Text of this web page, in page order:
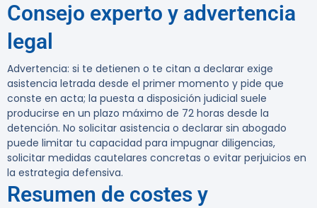
Consejo experto y advertencia
legal
Advertencia: si te detienen o te citan a declarar exige
asistencia letrada desde el primer momento y pide que
conste en acta; la puesta a disposición judicial suele
producirse en un plazo máximo de 72 horas desde la
detención. No solicitar asistencia o declarar sin abogado
puede limitar tu capacidad para impugnar diligencias,
solicitar medidas cautelares concretas o evitar perjuicios en
la estrategia defensiva.
Resumen de costes y